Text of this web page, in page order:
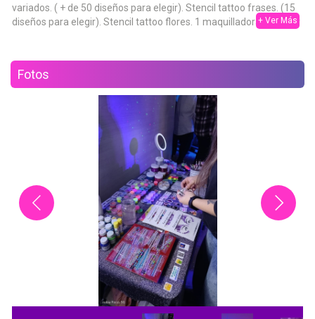
variados. ( + de 50 diseños para elegir). Stencil tattoo frases. (15
diseños para elegir). Stencil tattoo flores. 1 maquilladora. 1 hora y
+ Ver Más
Fotos